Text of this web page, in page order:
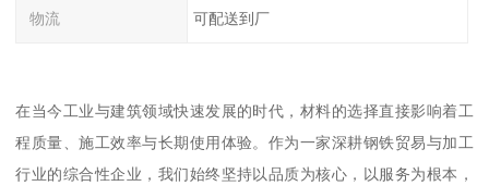
物流 可配送到厂
在当今工业与建筑领域快速发展的时代，材料的选择直接影响着工
程质量、施工效率与长期使用体验。作为一家深耕钢铁贸易与加工
行业的综合性企业，我们始终坚持以品质为核心，以服务为根本，